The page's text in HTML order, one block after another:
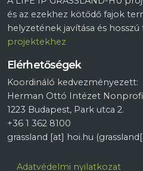
és az ezekhez kötődő fajok
helyzetének javítása és
projektekhez
Elérhetőségek
Koordináló kedvezményezett:
Herman Ottó Intézet
1223 Budapest, Park utca 2.
+36 1 362 8100
grassland [at] hoi.hu
Lábléc
Adatvédelmi nyilatkozat